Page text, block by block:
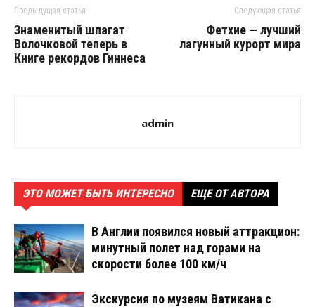
Предыдущая статья
Знаменитый шпагат
Волочковой теперь в
Книге рекордов Гиннеса
Следующая статья
Фетхие — лучший
лагунный курорт мира
admin
ЭТО МОЖЕТ БЫТЬ ИНТЕРЕСНО ЕЩЕ ОТ АВТОРА
В Англии появился новый аттракцион:
минутный полет над горами на
скорости более 100 км/ч
Экскурсия по музеям Ватикана с